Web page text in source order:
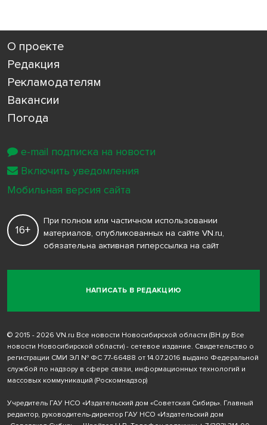
О проекте
Редакция
Рекламодателям
Вакансии
Погода
НАПИСАТЬ В РЕДАКЦИЮ
16+
При полном или частичном использовании
материалов, опубликованных на сайте VN.ru,
обязательна активная гиперссылка на сайт
© 2015 - 2026 VN.ru Все новости Новосибирской области (ВН.ру Все
новости Новосибирской области) - сетевое издание. Свидетельство о
регистрации СМИ ЭЛ № ФС 77-66488 от 14.07.2016 выдано Федеральной
службой по надзору в сфере связи, информационных технологий и
массовых коммуникаций (Роскомнадзор)
Учредитель ГАУ НСО «Издательский дом «Советская Сибирь». Главный
редактор, руководитель-директор ГАУ НСО «Издательский дом
e-mail подписка на новости
Включить уведомления
Мобильная версия сайта